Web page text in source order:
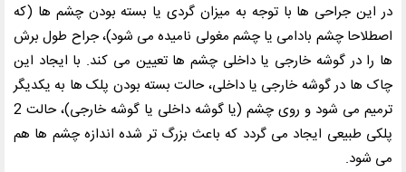
در این جراحی ها با توجه به میزان گردی یا بسته بودن چشم ها (که
اصطلاحا چشم بادامی یا چشم مغولی نامیده می شود)، جراح طول برش
ها را در گوشه خارجی یا داخلی چشم ها تعیین می کند. با ایجاد این
چاک ها در گوشه خارجی یا داخلی، حالت بسته بودن پلک ها به یکدیگر
ترمیم می شود و روی چشم (یا گوشه داخلی یا گوشه خارجی)، حالت 2
پلکی طبیعی ایجاد می گردد که باعث بزرگ تر شده اندازه چشم ها هم
می شود.